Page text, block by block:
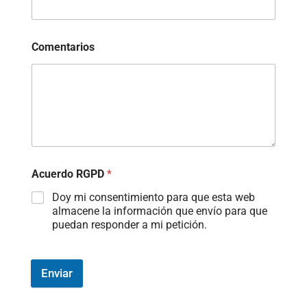
Comentarios
Acuerdo RGPD *
Doy mi consentimiento para que esta web
almacene la información que envío para que
puedan responder a mi petición.
Enviar